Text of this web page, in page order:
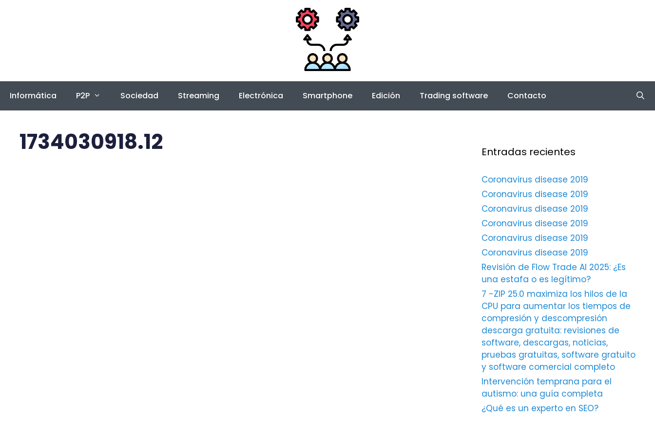
Informática P2P Sociedad Streaming Electrónica Smartphone Edición Trading software Contacto
1734030918.12 Entradas recientes
Coronavirus disease 2019
Coronavirus disease 2019
Coronavirus disease 2019
Coronavirus disease 2019
Coronavirus disease 2019
Coronavirus disease 2019
Revisión de Flow Trade AI 2025: ¿Es
una estafa o es legítimo?
7 -ZIP 25.0 maximiza los hilos de la
CPU para aumentar los tiempos de
compresión y descompresión
descarga gratuita: revisiones de
software, descargas, noticias,
pruebas gratuitas, software gratuito
y software comercial completo
Intervención temprana para el
autismo: una guía completa
¿Qué es un experto en SEO?